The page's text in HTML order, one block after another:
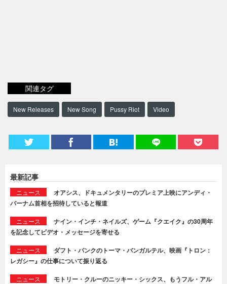
関連タグ
New Releases New Song Pussy Riot Video
最新記事
ニュース
オアシス、ドキュメンタリーのプレミア上映にアンディ・
バーナム首相を招待していると報道
ニュース
ナイン・インチ・ネイルズ、ゲーム『クエイク』の30周年
を記念してビデオ・メッセージを寄せる
ニュース
ダフト・パンクのトーマ・バンガルテル、映画『トロン：
レガシー』の仕事について振り返る
ニュース
モトリー・クルーのニッキー・シックス、もうフル・アル